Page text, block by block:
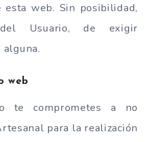
esta web. Sin posibilidad,
Usuario, de exigir
alguna.
web
te comprometes a no
para la realización